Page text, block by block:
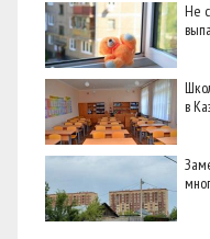
Не
в